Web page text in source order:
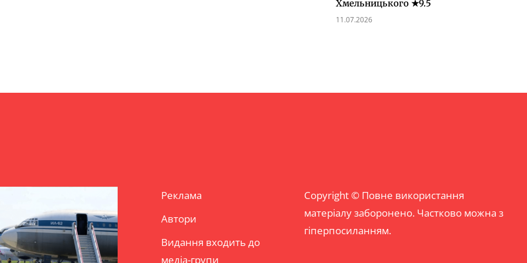
Хмельницького ★9.5
11.07.2026
Реклама
Автори
Видання входить до
медіа-групи
Copyright © Повне використання
матеріалу заборонено. Частково можна з
гіперпосиланням.